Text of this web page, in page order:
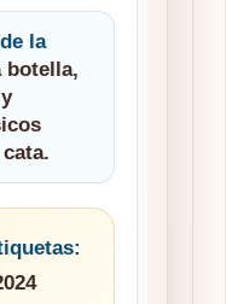
la
botella,